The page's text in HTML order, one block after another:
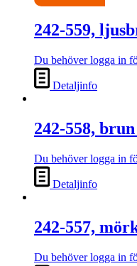
242-559,
Du behöver logga in
Detaljinfo
242-558,
Du behöver logga in
Detaljinfo
242-557,
Du behöver logga in